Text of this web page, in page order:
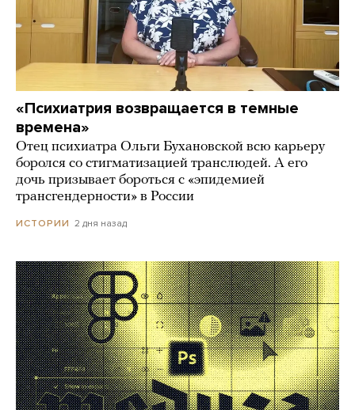
«Психиатрия возвращается в темные
времена»
Отец психиатра Ольги Бухановской всю карьеру
боролся со стигматизацией транслюдей. А его
дочь призывает бороться с «эпидемией
трансгендерности» в России
ИСТОРИИ 2 дня назад